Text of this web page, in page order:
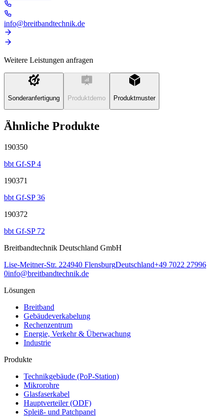
info@breitbandtechnik.de
Weitere Leistungen anfragen
Sonderanfertigung Produktdemo Produktmuster
Ähnliche Produkte
190350
bbt Gf-SP 4
190371
bbt Gf-SP 36
190372
bbt Gf-SP 72
Breitbandtechnik Deutschland GmbH
Lise-Meitner-Str. 224940 FlensburgDeutschland+49 7022 27996
0info@breitbandtechnik.de
Lösungen
Breitband
Gebäudeverkabelung
Rechenzentrum
Energie, Verkehr & Überwachung
Industrie
Produkte
Technikgebäude (PoP-Station)
Mikrorohre
Glasfaserkabel
Hauptverteiler (ODF)
Spleiß- und Patchpanel